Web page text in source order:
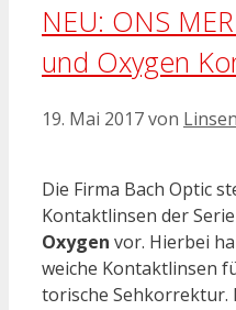
NEU: ONS
und Oxygen
19. Mai 2017von
Die Firma Bach Optic
Kontaktlinsen der Serie
Oxygen vor. Hierbei
weiche Kontaktlinsen
torische Sehkorrektur.